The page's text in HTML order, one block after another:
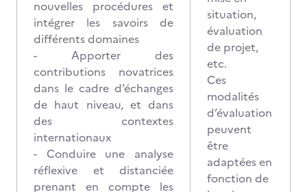
nouvelles procédures et
intégrer les savoirs de
différents domaines
- Apporter des
contributions novatrices
dans le cadre d’échanges
de haut niveau, et dans
des contextes
internationaux
- Conduire une analyse
réflexive et distanciée
prenant en compte les
situation,
évaluation
de projet,
etc.
Ces
modalités
d’évaluation
peuvent
être
adaptées en
fonction de